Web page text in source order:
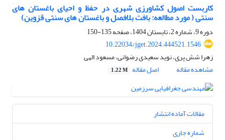
کاربست اصول کشاورزی شهری در حفظ و احیای باغستان های
سنتی ( مورد مطالعه: بافت بلافصل و باغستان های سنتی قزوین)
دوره 9، شماره 2، تابستان 1404، صفحه
135-150
10.22034/jget.2024.444521.1546
زهرا شش پری، نوید سعیدی رضوانی، مسعود الهی
مشاهده مقاله
اصل مقاله 1.22 M
مقالات آماده انتشار
شماره جاری